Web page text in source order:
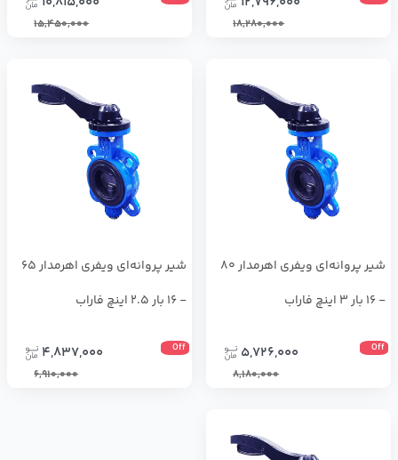
18,280,000
15,450,000
شير پروانه‌ای ویفری اهرمدار 80
- 16 بار 3 اینچ فاراب
Off
5,726,000
8,180,000
شير پروانه‌ای ویفری اهرمدار 65
- 16 بار 2.5 اینچ فاراب
Off
4,837,000
6,910,000